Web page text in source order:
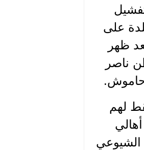
على
ظهر
ناصر
حاموش.
لهم